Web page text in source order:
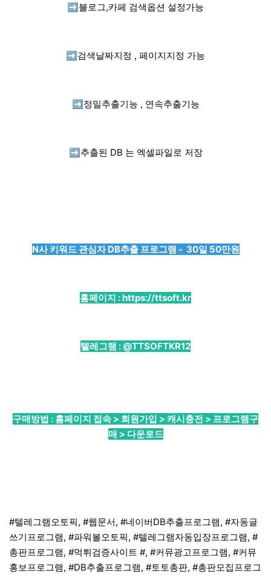
➡️ 블로그,카페 검색옵션 설정가능
➡️ 검색날짜지정 , 페이지지정 가능
➡️ 정밀추출기능 , 연속추출기능
➡️ 추출된 DB 는 엑셀파일로 저장
N사 키워드 관심자 DB추출 프로그램 - 30일 50만원
홈페이지 :https://ttsoft.kr
텔레그램 : @TTSOFTKR12
구매방법 : 홈페이지 접속 > 회원가입 > 캐시충전 > 프로그램구
매 > 다운로드
#텔레그램오토픽, #웹문서, #네이버DB추출프로그램, #자동글
쓰기프로그램, #파워볼오토픽, #텔레그램자동입장프로그램, #
총판프로그램, #먹튀검증사이트 #, #커뮤광고프로그램, #커뮤
홍보프로그램, #DB추출프로그램, #토토총판, #총판모집프로그